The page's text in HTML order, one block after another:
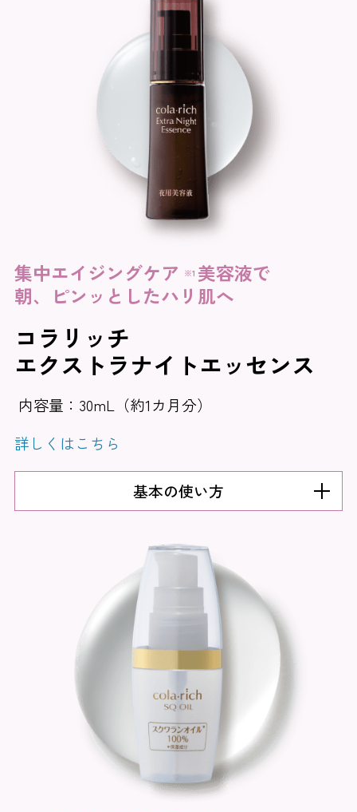
集中エイジングケア ※1 美容液で
朝、ピンッとしたハリ肌へ
コラリッチ
エクストラナイトエッセンス
内容量：30mL（約1カ月分）
詳しくはこちら
基本の使い方